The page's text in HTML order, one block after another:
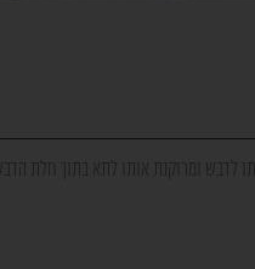
לדבש ומרוקנת אותו לתא בתוך חלת הדבש.